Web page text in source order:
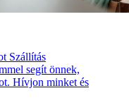
Szállítás
segít önnek,
Hívjon minket és